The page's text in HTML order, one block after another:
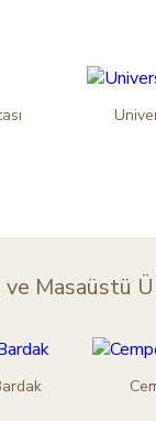
ve Masaüstü